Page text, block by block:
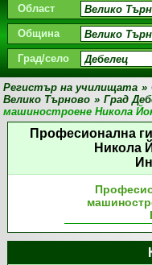
Област
Община
Град/село
Регистър на училищата »
Велико Търново » Град
машиностроене Никола
Професионална
Никола